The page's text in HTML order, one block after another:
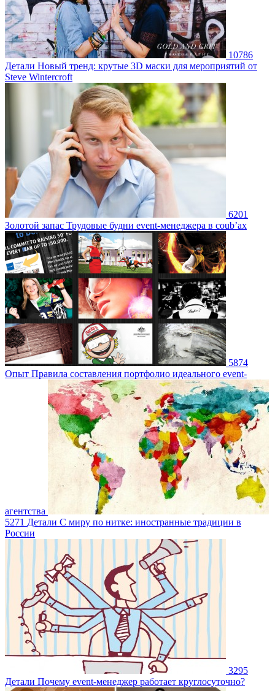
10786
Детали Новый тренд: крутые 3D маски для мероприятий от
Steve Wintercroft
6201
Золотой запас Трудовые будни event-менеджера в coub’ах
5874
Опыт Правила составления портфолио идеального event-
агентства
5271 Детали С миру по нитке: иностранные традиции в
России
3295
Детали Почему event-менеджер работает круглосуточно?